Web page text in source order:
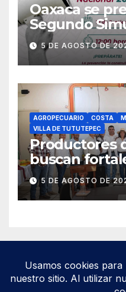
Oaxaca se
Segundo
2026, que se
septiembre
5 DE AGOSTO DE
AGROPECUARIO COSTA
VILLA DE TUTUTEPEC
Productores
buscan
láctea
5 DE AGOSTO DE